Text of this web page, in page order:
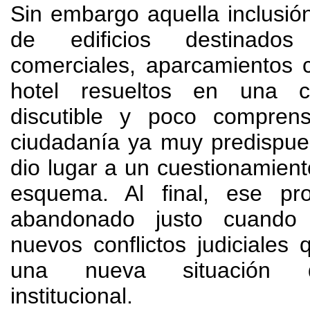
Sin embargo aquella
de edificios
comerciales, aparcamientos
hotel resueltos en una
discutible y poco
ciudadanía ya muy
dio lugar a un
esquema. Al final, ese
abandonado justo
nuevos conflictos judiciales
una nueva situación
institucional.